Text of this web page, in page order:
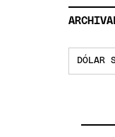
DÓLAR